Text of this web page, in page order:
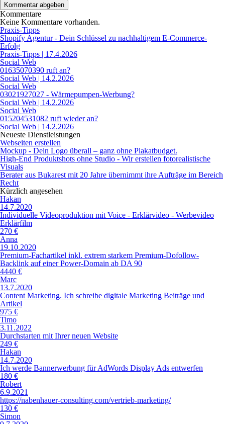
Kommentare
Keine Kommentare vorhanden.
Praxis-Tipps
Shopify Agentur - Dein Schlüssel zu nachhaltigem E-Commerce-
Erfolg
Praxis-Tipps | 17.4.2026
Social Web
01635070390 ruft an?
Social Web | 14.2.2026
Social Web
03021927027 - Wärmepumpen-Werbung?
Social Web | 14.2.2026
Social Web
015204531082 ruft wieder an?
Social Web | 14.2.2026
Neueste Dienstleistungen
Webseiten erstellen
Mockup - Dein Logo überall – ganz ohne Plakatbudget.
High-End Produktshots ohne Studio - Wir erstellen fotorealistische
Visuals
Berater aus Bukarest mit 20 Jahre übernimmt ihre Aufträge im Bereich
Recht
Kürzlich angesehen
Hakan
14.7.2020
Individuelle Videoproduktion mit Voice - Erklärvideo - Werbevideo
Erklärfilm
270 €
Anna
19.10.2020
Premium-Fachartikel inkl. extrem starkem Premium-Dofollow-
Backlink auf einer Power-Domain ab DA 90
4440 €
Marc
13.7.2020
Content Marketing. Ich schreibe digitale Marketing Beiträge und
Artikel
975 €
Timo
3.11.2022
Durchstarten mit Ihrer neuen Website
249 €
Hakan
14.7.2020
Ich werde Bannerwerbung für AdWords Display Ads entwerfen
180 €
Robert
6.9.2021
https://nabenhauer-consulting.com/vertrieb-marketing/
130 €
Simon